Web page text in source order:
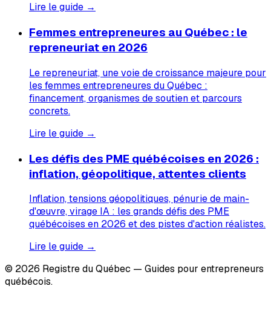
Lire le guide →
Femmes entrepreneures au Québec : le
repreneuriat en 2026
Le repreneuriat, une voie de croissance majeure pour
les femmes entrepreneures du Québec :
financement, organismes de soutien et parcours
concrets.
Lire le guide →
Les défis des PME québécoises en 2026 :
inflation, géopolitique, attentes clients
Inflation, tensions géopolitiques, pénurie de main-
d'œuvre, virage IA : les grands défis des PME
québécoises en 2026 et des pistes d'action réalistes.
Lire le guide →
© 2026 Registre du Québec — Guides pour entrepreneurs
québécois.